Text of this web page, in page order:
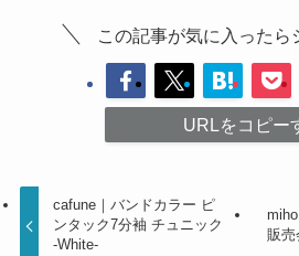
この記事が気に入ったら
URLをコピー
cafune｜バンドカラー ピ
ンタック7分袖 チュニック
-White-
販売